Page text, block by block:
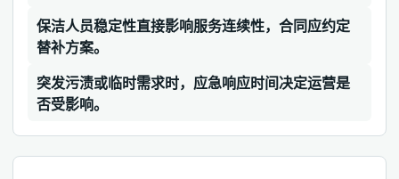
保洁人员稳定性直接影响服务连续性，合同应约定
替补方案。
突发污渍或临时需求时，应急响应时间决定运营是
否受影响。